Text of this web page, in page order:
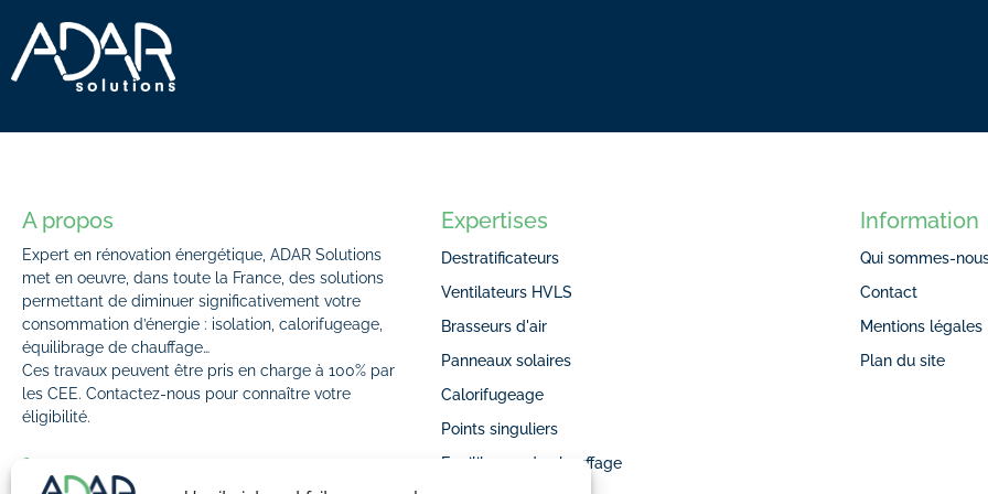
A propos
Expert en rénovation énergétique, ADAR Solutions
met en oeuvre, dans toute la France, des solutions
permettant de diminuer significativement votre
consommation d’énergie : isolation, calorifugeage,
équilibrage de chauffage…
Ces travaux peuvent être pris en charge à 100% par
les CEE. Contactez-nous pour connaître votre
éligibilité.
Expertises
Destratificateurs
Ventilateurs HVLS
Brasseurs d'air
Panneaux solaires
Calorifugeage
Points singuliers
Equilibrage de chauffage
Information
Qui sommes-
Contact
Mentions légales
Plan du site